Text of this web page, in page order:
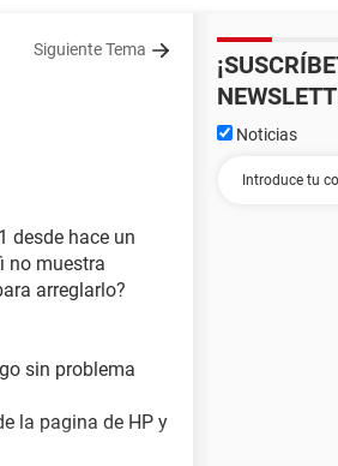
Siguiente Tema
desde hace un
no muestra
arreglarlo?
sin problema
la pagina de HP y
Noticias